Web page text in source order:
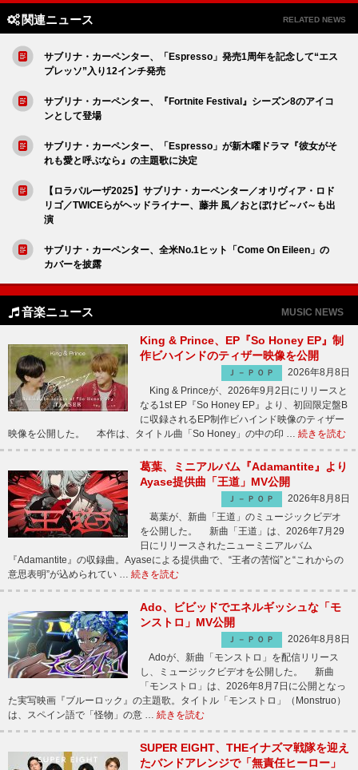
関連ニュース RELATED NEWS
サブリナ・カーペンター、「Espresso」発売1周年を記念して“エス
プレッソ”入り12インチ発売
サブリナ・カーペンター、『Fortnite Festival』シーズン8のアイコ
ンとして登場
サブリナ・カーペンター、「Espresso」が新木曜ドラマ『彼女がそ
れも愛と呼ぶなら』の主題歌に決定
【ロラパルーザ2025】サブリナ・カーペンター／オリヴィア・ロド
リゴ／TWICEらがヘッドライナー、藤井 風／おとぼけビ～バ～も出
演
サブリナ・カーペンター、全米No.1ヒット「Come On Eileen」の
カバーを披露
音楽ニュース MUSIC NEWS
King & Prince、EP『So Honey EP』制
作ビハインドのティザー映像を公開
Ｊ－ＰＯＰ
2026年8月8日
King & Princeが、2026年9月2日にリリースと
なる1st EP『So Honey EP』より、初回限定盤B
に収録されるEP制作ビハインド映像のティザー
映像を公開した。 本作は、タイトル曲「So Honey」の中の印 … 続きを読む
葛葉、ミニアルバム『Adamantite』より
Ayase提供曲「王道」MV公開
Ｊ－ＰＯＰ
2026年8月8日
葛葉が、新曲「王道」のミュージックビデオ
を公開した。 新曲「王道」は、2026年7月29
日にリリースされたニューミニアルバム
『Adamantite』の収録曲。Ayaseによる提供曲で、“王者の苦悩”と“これからの
意思表明”が込められてい … 続きを読む
Ado、ビビッドでエネルギッシュな「モ
ンストロ」MV公開
Ｊ－ＰＯＰ
2026年8月8日
Adoが、新曲「モンストロ」を配信リリース
し、ミュージックビデオを公開した。 新曲
「モンストロ」は、2026年8月7日に公開となっ
た実写映画『ブルーロック』の主題歌。タイトル「モンストロ」（Monstruo）
は、スペイン語で「怪物」の意 … 続きを読む
SUPER EIGHT、THEイナズマ戦隊を迎え
たバンドアレンジで「無責任ヒーロー」